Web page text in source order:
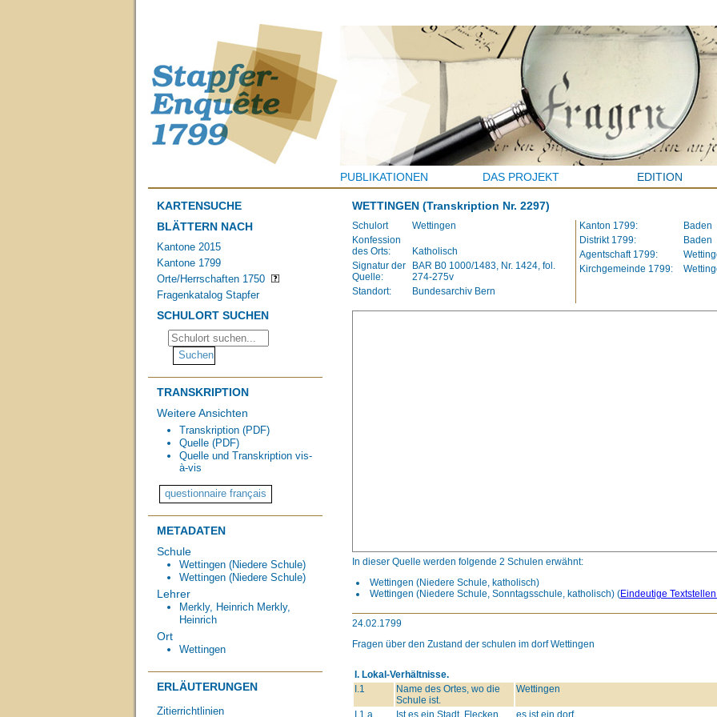
PUBLIKATIONEN DAS PROJEKT EDITION
KARTENSUCHE
BLÄTTERN NACH
Kantone 2015
Kantone 1799
Orte/Herrschaften 1750
Fragenkatalog Stapfer
SCHULORT SUCHEN
TRANSKRIPTION
Weitere Ansichten
Transkription (PDF)
Quelle (PDF)
Quelle und Transkription vis-
à-vis
METADATEN
Schule
Wettingen (Niedere Schule)
Wettingen (Niedere Schule)
Lehrer
Merkly, Heinrich Merkly,
Heinrich
Ort
Wettingen
ERLÄUTERUNGEN
Zitierrichtlinien
WETTINGEN (Transkription Nr. 2297)
Schulort
Wettingen
Konfession
des Orts:
Katholisch
Signatur der
Quelle:
BAR B0 1000/1483, Nr. 1424, fol.
274-275v
Standort:
Bundesarchiv Bern
Kanton 1799:
Baden
Distrikt 1799:
Baden
Agentschaft 1799:
Kirchgemeinde 1799:
In dieser Quelle werden folgende 2 Schulen erwähnt:
Wettingen (Niedere Schule, katholisch)
Wettingen (Niedere Schule, Sonntagsschule, katholisch) (Eindeutige
24.02.1799
Fragen über den Zustand der schulen im dorf Wettingen
I. Lokal-Verhältnisse.
I.1
Name des Ortes, wo die
Schule ist.
Wettingen
I.1.a
Ist es ein Stadt, Flecken,
es ist ein dorf.